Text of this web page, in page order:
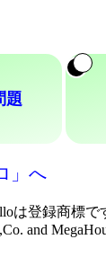
題
」へ